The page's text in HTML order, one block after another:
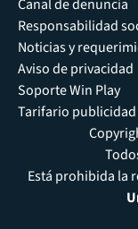
Canal de denuncia
Responsabilidad
Noticias y
Aviso de privacidad
Soporte Win Play
Tarifario publicidad
Está prohibida la